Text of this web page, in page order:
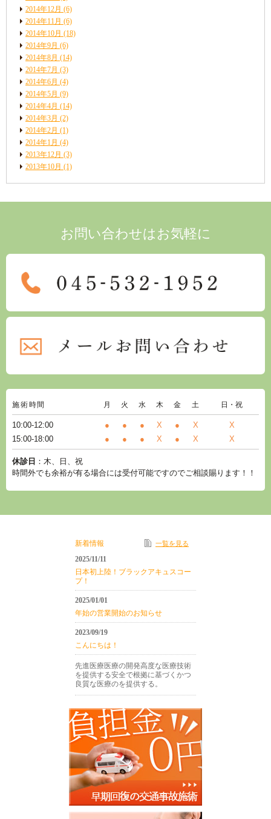
2014年12月 (6)
2014年11月 (6)
2014年10月 (18)
2014年9月 (6)
2014年8月 (14)
2014年7月 (3)
2014年6月 (4)
2014年5月 (9)
2014年4月 (14)
2014年3月 (2)
2014年2月 (1)
2014年1月 (4)
2013年12月 (3)
2013年10月 (1)
お問い合わせはお気軽に
施術時間 月 火 水 木 金 土 日・祝
10:00-12:00 ● ● ● X ● X
X
15:00-18:00
● ● ● X ● X X
休診日 ：木、日、祝
時間外でも余裕が有る場合には受付可能ですのでご相談賜ります！！
新着情報 一覧を見る
2025/11/11
日本初上陸！ブラックアキュスコー
プ！
2025/01/01
年始の営業開始のお知らせ
2023/09/19
こんにちは！
先進医療医療の開発高度な医療技術
を提供する安全で根拠に基づくかつ
良質な医療のを提供する。